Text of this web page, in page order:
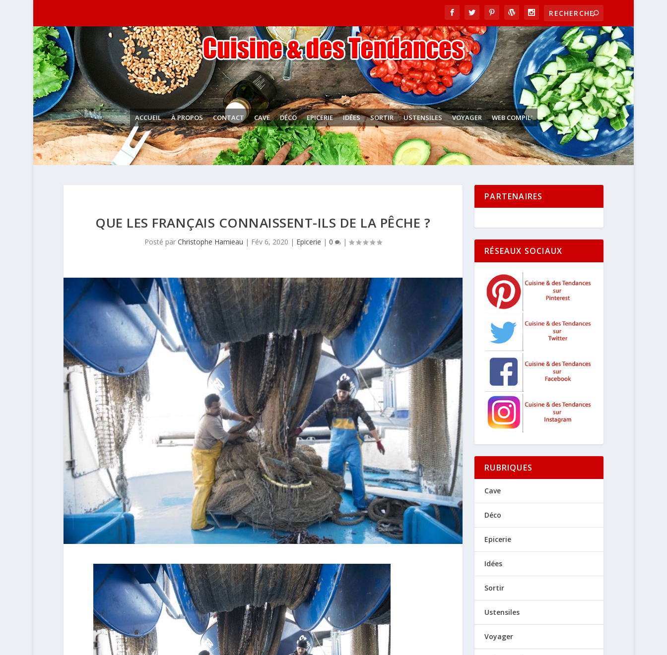
ACCUEIL À PROPOS CONTACT CAVE DÉCO EPICERIE IDÉES SORTIR USTENSILES VOYAGER WEB COMPIL'
QUE LES FRANÇAIS CONNAISSENT-ILS DE LA PÊCHE ?
Posté par Christophe Hamieau | Fév 6, 2020 | Epicerie | 0 |
PARTENAIRES
RÉSEAUX SOCIAUX
RUBRIQUES
Cave
Déco
Epicerie
Idées
Sortir
Ustensiles
Voyager